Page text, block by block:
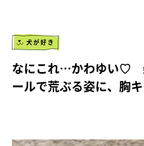
犬が好き
なにこれ…かわゆい♡
ールで荒ぶる姿に、胸キ